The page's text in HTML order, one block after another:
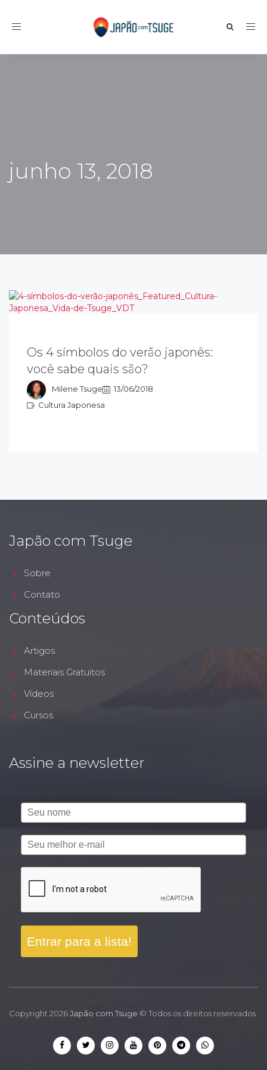
Toggle navigation
junho 13, 2018
Os 4 símbolos do verão japonês:
você sabe quais são?
Milene Tsuge
13/06/2018
Cultura Japonesa
e muito comum nos festivais. No
japonês, o kakigōri faz muito sucesso.
Taikai é um festival de fogos de
Japão com Tsuge
Sobre
Contato
Conteúdos
Artigos
Materiais Gratuitos
Vídeos
Cursos
Assine a newsletter
Entrar para a lista!
Copyright 2026Japão com Tsuge © Todos os direitos reservados